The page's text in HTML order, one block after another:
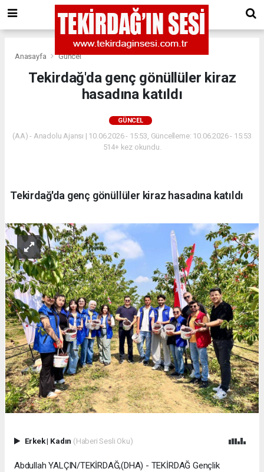
Anasayfa Güncel
Tekirdağ'da genç gönüllüler kiraz
hasadına katıldı
GÜNCEL
(AA) - Anadolu Ajansı | 10.06.2026 - 15:53, Güncelleme: 10.06.2026 - 15:53
514+ kez okundu.
Tekirdağ'da genç gönüllüler kiraz hasadına katıldı
Erkek| Kadın (Haberi Sesli Oku)
Abdullah YALÇIN/TEKİRDAĞ,(DHA) - TEKİRDAĞ Gençlik